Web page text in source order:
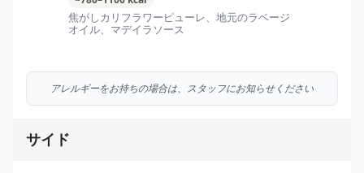
焦がしカリフラワーピューレ、地元のラベージ
オイル、マデイラソース
アレルギーをお持ちの場合は、スタッフにお知らせください
サイド